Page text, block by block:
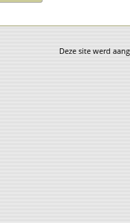
Deze site werd